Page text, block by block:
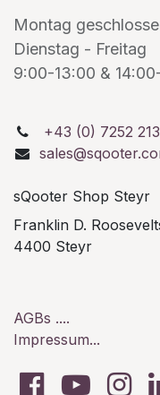
Montag
Dienstag - Freitag
9:00-13:00 &
+43 (0) 7252
sQooter Shop Steyr
Franklin D.
4400 Steyr
AGBs ....
Impressum...